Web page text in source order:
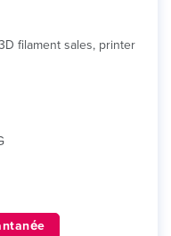
filament sales, printer